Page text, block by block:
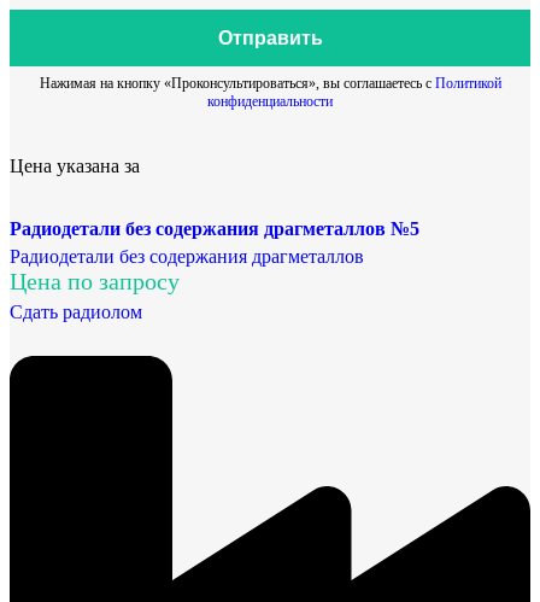
Отправить
Нажимая на кнопку «Проконсультироваться», вы соглашаетесь с Политикой
конфиденциальности
Цена указана за
Радиодетали без содержания драгметаллов №5
Радиодетали без содержания драгметаллов
Цена по запросу
Сдать радиолом